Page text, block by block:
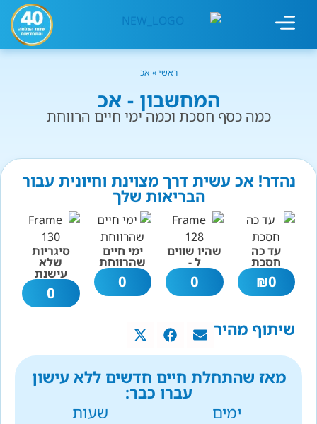
ראשי» אכ
המחשבון - אכ
כמה כסף חסכת וכמה ימי חיים הרווחת
נהדר! אכ עשית דרך מצוינת וחיונית עבור
הבריאות שלך
עד כה
חסכת
0
₪
שהיו שווים
ל -
0
ימי חיים
שהרווחת
0
סיגריות
שלא
עישנת
0
שיתוף מהיר
מאז שהתחלת חיים חדשים ללא עישון
עברו כבר:
ימים
שעות